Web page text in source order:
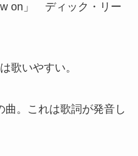
on」 ディック・リー
歌いやすい。
。これは歌詞が発音し